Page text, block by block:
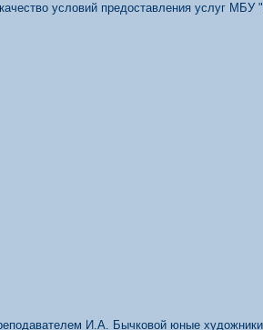
условий предоставления услуг МБУ
И.А. Бычковой юные